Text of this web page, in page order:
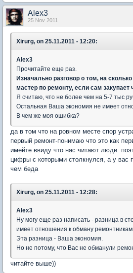
Alex3
25 Nov 2011
Xirurg, on 25.11.2011 - 12:20:
Alex3
Прочитайте еще раз.
Изначально разговор о том, на
мастер по ремонту, если сам
Я считаю, что не более чем на 5-7 тыс
Остальная Ваша экономия не имеет
В чем же моя ошибка?
да в том что на ровном месте спор
первый ремонт-понимаю что это как
имейте ввиду что нас читают люди.
цифры с которыми столкнулся, а у вас
чем беда
Xirurg, on 25.11.2011 - 12:28:
Alex3
Ну могу еще раз написать - разница в
имеет отношения к обману
Эта разница - Ваша экономия.
Но не потому, что Вас не обманули
читайте выше))